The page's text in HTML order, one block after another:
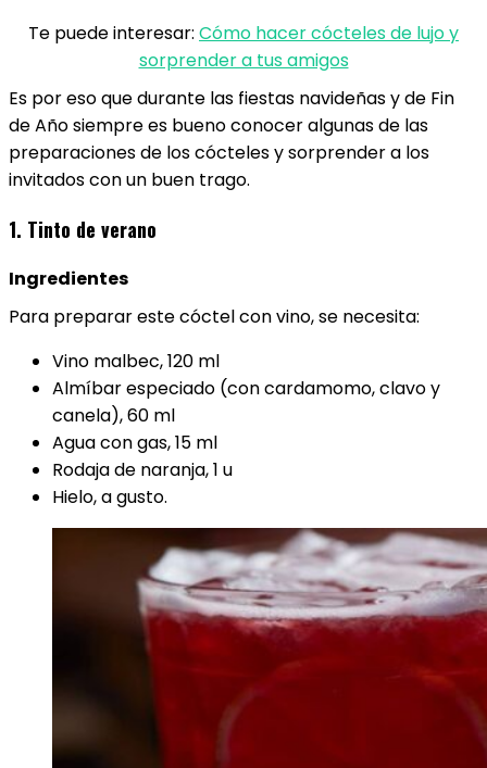
Te puede interesar: Cómo hacer cócteles de lujo y
sorprender a tus amigos
Es por eso que durante las fiestas navideñas y de Fin
de Año siempre es bueno conocer algunas de las
preparaciones de los cócteles y sorprender a los
invitados con un buen trago.
1. Tinto de verano
Ingredientes
Para preparar este cóctel con vino, se necesita:
Vino malbec, 120 ml
Almíbar especiado (con cardamomo, clavo y
canela), 60 ml
Agua con gas, 15 ml
Rodaja de naranja, 1 u
Hielo, a gusto.